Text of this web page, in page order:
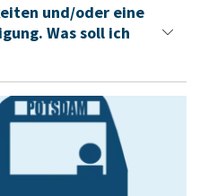
und/oder eine
Was soll ich